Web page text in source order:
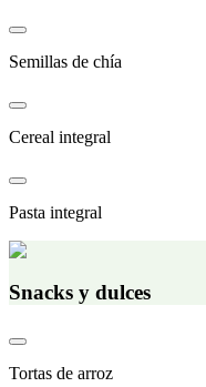
Semillas de chía
Cereal integral
Pasta integral
Snacks y dulces
Tortas de arroz